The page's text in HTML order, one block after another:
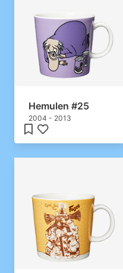
Hemulen #25
2004 - 2013